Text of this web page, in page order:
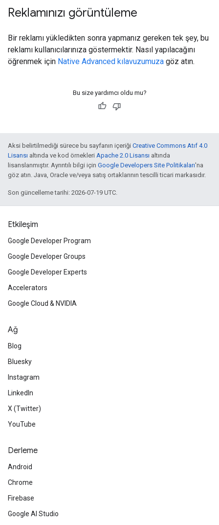
Reklamınızı görüntüleme
Bir reklamı yükledikten sonra yapmanız gereken tek şey, bu
reklamı kullanıcılarınıza göstermektir. Nasıl yapılacağını
öğrenmek için Native Advanced kılavuzumuza göz atın.
Bu size yardımcı oldu mu?
Aksi belirtilmediği sürece bu sayfanın içeriği Creative Commons Atıf 4.0
Lisansı altında ve kod örnekleri Apache 2.0 Lisansı altında
lisanslanmıştır. Ayrıntılı bilgi için Google Developers Site Politikaları'na
göz atın. Java, Oracle ve/veya satış ortaklarının tescilli ticari markasıdır.
Son güncelleme tarihi: 2026-07-19 UTC.
Etkileşim
Google Developer Program
Google Developer Groups
Google Developer Experts
Accelerators
Google Cloud & NVIDIA
Ağ
Blog
Bluesky
Instagram
LinkedIn
X (Twitter)
YouTube
Derleme
Android
Chrome
Firebase
Google AI Studio